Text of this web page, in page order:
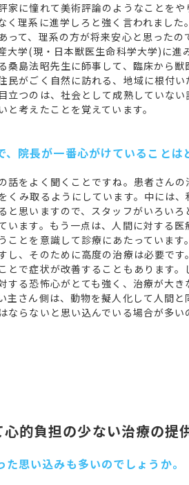
家に憧れて美術評論のようなことを
く理系に進学しろと強く言われまし
って、理系の方が将来安心と思った
大学(現・日本獣医生命科学大学)に
桑島法昭先生に師事して、臨床から
民がごく自然に訪れる、地域に根付
立つのは、社会として成熟していな
と考えたことを覚えています。
院長が一番心がけていることは
話をよく聞くことですね。患者さんの
くみ取るようにしています。中には、
と思いますので、スタッフがいろいろ
います。もう一点は、人間に対する医
ことを意識して診療にあたっています
し、そのために高度の治療は必要です
とで症状が改善することもあります。
する恐怖心がとても強く、治療が大き
主さん側は、動物を擬人化して人間と
ならないと思い込んでいる場合が多い
的負担の少ない治療の提
思い込みも多いのでしょうか。